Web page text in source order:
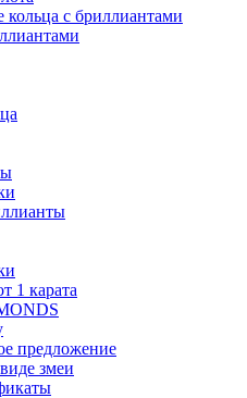
с бриллиантами
1 карата
предложение
змеи